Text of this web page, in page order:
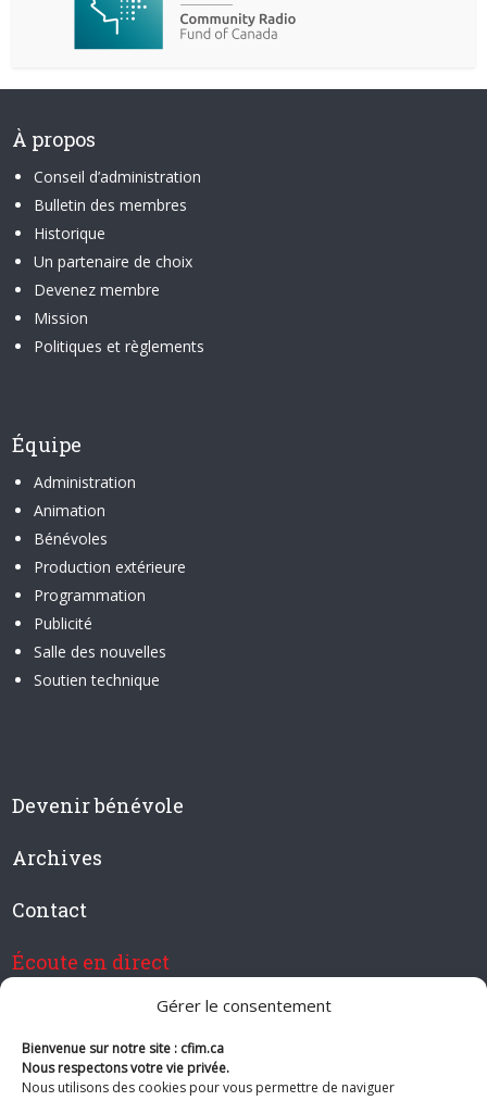
Gérer le consentement
Bienvenue sur notre site : cfim.ca
Nous respectons votre vie privée.
Nous utilisons des cookies pour vous permettre de naviguer
À propos
Conseil d’administration
Bulletin des membres
Historique
Un partenaire de choix
Devenez membre
Mission
Politiques et règlements
Équipe
Administration
Animation
Bénévoles
Production extérieure
Programmation
Publicité
Salle des nouvelles
Soutien technique
Devenir bénévole
Archives
Contact
Écoute en direct
Devenir membre de CFIM